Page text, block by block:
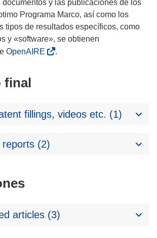
documentos y las publicaciones de los
Programa Marco, así como los
tipos de resultados específicos, como
y «software», se obtienen
OpenAIRE .
final
fillings, videos etc. (1)
(2)
articles (3)